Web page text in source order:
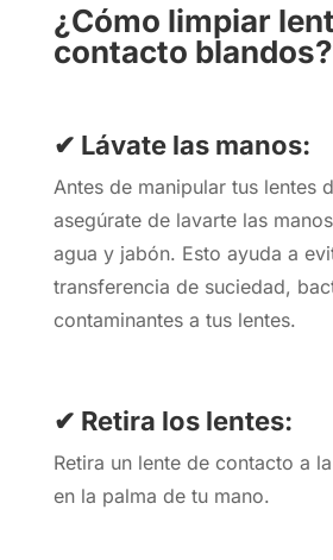
¿Cómo limpiar
contacto blandos?
✔ Lávate las manos:
Antes de manipular tus lentes
asegúrate de lavarte las
agua y jabón. Esto ayuda a
transferencia de suciedad,
contaminantes a tus lentes.
✔ Retira los lentes:
Retira un lente de contacto a
en la palma de tu mano.